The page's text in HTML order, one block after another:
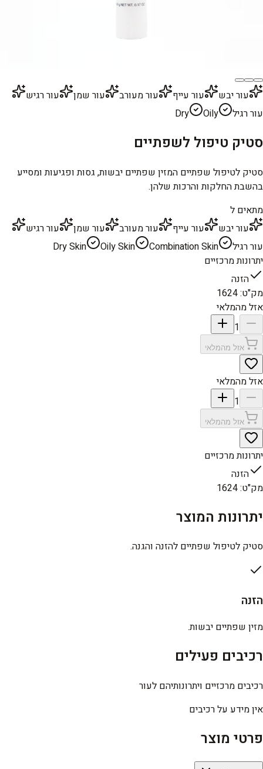
עור יבש עור עייף עור מעורב עור שמן
עור רגיש
עור רגיל
Dry Oily
סטיק טיפול לשפתיים
סטיק לטיפול שפתיים המזין שפתיים יבשות, גסות ופגיעות ומסייע
בהשבת החלקות והרכות שלהן.
מתאים ל
עור יבש
עור עייף עור מעורב עור שמן
עור רגיש
עור רגיל
Dry Skin Oily Skin
Combination Skin
יתרונות מרכזיים
הזנה
מק"ט:
1624
אזל מהמלאי
1
אזל מהמלאי
אזל מהמלאי
1
אזל מהמלאי
יתרונות מרכזיים
הזנה
מק"ט:
1624
יתרונות המוצר
סטיק לטיפול שפתיים להזנה והגנה.
הזנה
מזין שפתיים יבשות.
רכיבים פעילים
רכיבים מרכזיים ויתרונותיהם לעור
אין מידע על רכיבים
פרטי מוצר